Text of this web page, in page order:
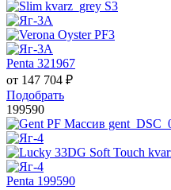
Penta 321967
от 147 704 ₽
Подобрать
199590
Penta 199590